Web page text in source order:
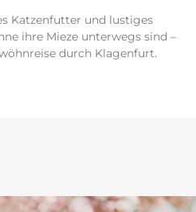
Katzenfutter und lustiges
ihre Mieze unterwegs sind –
durch Klagenfurt.